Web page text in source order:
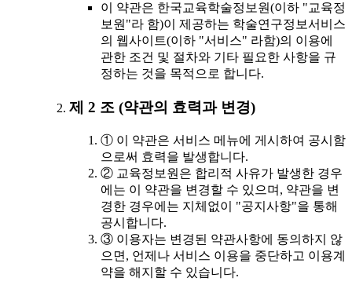
이 약관은 한국교육학술정보원(이하 "교육정
보원"라 함)이 제공하는 학술연구정보서비스
의 웹사이트(이하 "서비스" 라함)의 이용에
관한 조건 및 절차와 기타 필요한 사항을 규
정하는 것을 목적으로 합니다.
제 2 조 (약관의 효력과 변경)
① 이 약관은 서비스 메뉴에 게시하여 공시함
으로써 효력을 발생합니다.
② 교육정보원은 합리적 사유가 발생한 경우
에는 이 약관을 변경할 수 있으며, 약관을 변
경한 경우에는 지체없이 "공지사항"을 통해
공시합니다.
③ 이용자는 변경된 약관사항에 동의하지 않
으면, 언제나 서비스 이용을 중단하고 이용계
약을 해지할 수 있습니다.